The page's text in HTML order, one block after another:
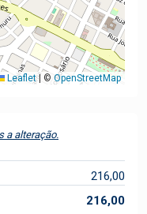
Leaflet | © OpenStreetMap
a alteração.
216,00
216,00